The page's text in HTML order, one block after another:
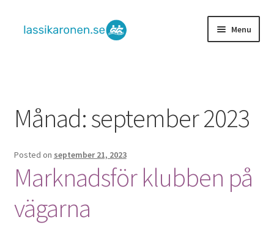
Skip
Skip
Menu
Månad:september 2023
Posted on september 21, 2023
Marknadsför klubben på
vägarna